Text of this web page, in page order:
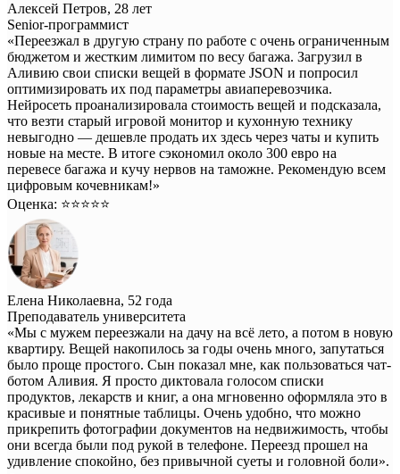
Алексей Петров, 28 лет
Senior-программист
«Переезжал в другую страну по работе с очень ограниченным
бюджетом и жестким лимитом по весу багажа. Загрузил в
Аливию свои списки вещей в формате JSON и попросил
оптимизировать их под параметры авиаперевозчика.
Нейросеть проанализировала стоимость вещей и подсказала,
что везти старый игровой монитор и кухонную технику
невыгодно — дешевле продать их здесь через чаты и купить
новые на месте. В итоге сэкономил около 300 евро на
перевесе багажа и кучу нервов на таможне. Рекомендую всем
цифровым кочевникам!»
Оценка: ⭐️⭐️⭐️⭐️⭐️
Елена Николаевна, 52 года
Преподаватель университета
«Мы с мужем переезжали на дачу на всё лето, а потом в новую
квартиру. Вещей накопилось за годы очень много, запутаться
было проще простого. Сын показал мне, как пользоваться чат-
ботом Аливия. Я просто диктовала голосом списки
продуктов, лекарств и книг, а она мгновенно оформляла это в
красивые и понятные таблицы. Очень удобно, что можно
прикрепить фотографии документов на недвижимость, чтобы
они всегда были под рукой в телефоне. Переезд прошел на
удивление спокойно, без привычной суеты и головной боли».